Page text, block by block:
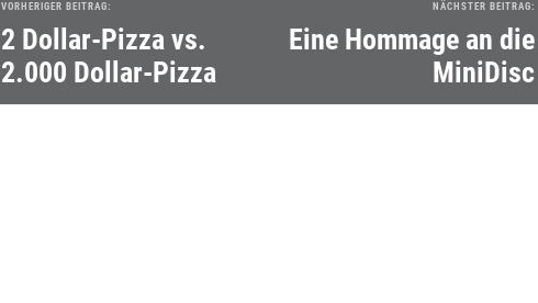
VORHERIGER BEITRAG:
2 Dollar-Pizza vs.
2.000 Dollar-Pizza
NÄCHSTER BEITRAG:
Eine Hommage an die
MiniDisc